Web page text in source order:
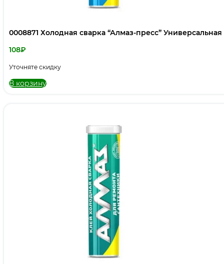
0008871 Холодная сварка “Алмаз-пресс”
108₽
Уточняте скидку
В корзину